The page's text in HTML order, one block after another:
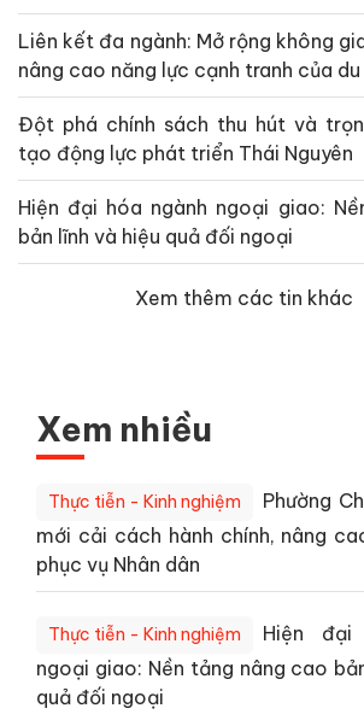
Liên kết đa ngành: Mở rộng không
nâng cao năng lực cạnh tranh của
Đột phá chính sách thu hút và
tạo động lực phát triển Thái Nguyên
Hiện đại hóa ngành ngoại giao:
bản lĩnh và hiệu quả đối ngoại
Xem thêm các tin khác
Xem nhiều
Thực tiễn - Kinh nghiệm
Phường
mới cải cách hành chính, nâng
phục vụ Nhân dân
Thực tiễn - Kinh nghiệm
Hiện đại
ngoại giao: Nền tảng nâng cao
quả đối ngoại